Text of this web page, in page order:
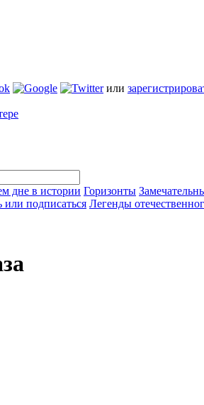
или
дне в истории Горизонты
или подписаться Легенды